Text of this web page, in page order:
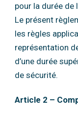
pour la durée de
Le présent
les règles
représentation
d’une durée
de sécurité.
Article 2 –